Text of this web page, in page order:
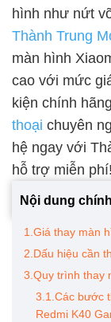
hình như nứt
Thành Trung
màn hình
cao với mức
kiện chính
thoại chuyên
hệ ngay với
hỗ trợ miễn phí!
Nội dung chính
1.Giá thay màn
2.Dấu hiệu cần
3.Quy trình thay
3.1.Các bước
Redmi K40